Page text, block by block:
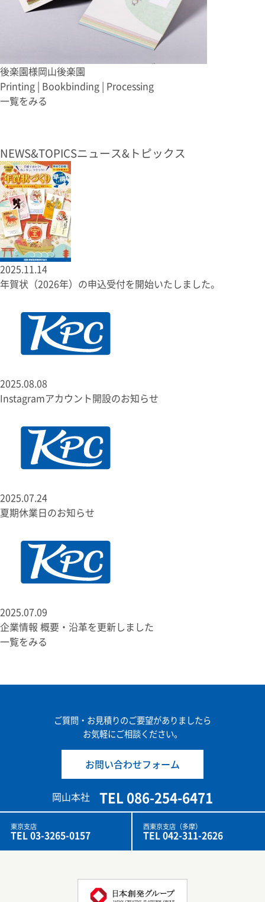
後楽園様岡山後楽園
Printing | Bookbinding | Processing
一覧をみる
NEWS&TOPICSニュース&トピックス
2025.11.14
年賀状（2026年）の申込受付を開始いたしました。
2025.08.08
Instagramアカウント開設のお知らせ
2025.07.24
夏期休業日のお知らせ
2025.07.09
企業情報 概要・沿革を更新しました
一覧をみる
ご質問・お見積りのご要望がありましたら
お気軽にご相談ください。
お問い合わせフォーム
岡山本社 TEL 086-254-6471
東京支店
TEL 03-3265-0157
西東京支店（多摩）
TEL 042-311-2626